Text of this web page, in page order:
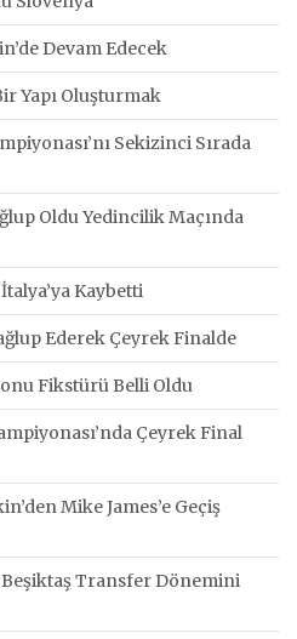
Devam Edecek
Yapı Oluşturmak
Sekizinci Sırada
Oldu Yedincilik Maçında
Kaybetti
Ederek Çeyrek Finalde
Fikstürü Belli Oldu
Çeyrek Final
Mike James’e Geçiş
Beşiktaş Transfer Dönemini